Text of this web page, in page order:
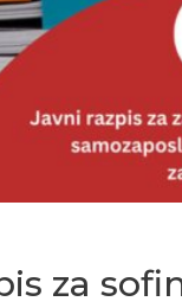
za